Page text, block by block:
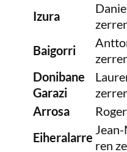
Izura
Baigorri
Donibane
Garazi
Arrosa
Eiheralarre
ren